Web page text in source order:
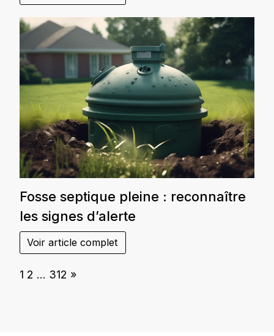
Fosse septique pleine : reconnaître
les signes d’alerte
Voir article complet
Page:
1 2 … 312 Next
»